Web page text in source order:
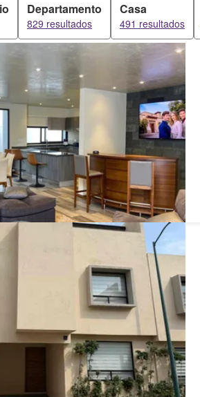
Departamento
829 resultados
Casa
491 resultados